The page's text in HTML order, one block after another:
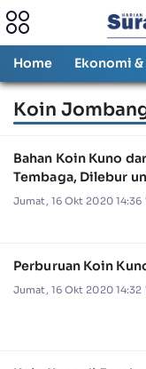
Home Ekonomi
Koin
Bahan Koin Kuno
Tembaga, Dilebur
Jumat, 16 Okt 2020 14:36
Perburuan Koin
Jumat, 16 Okt 2020 14:32